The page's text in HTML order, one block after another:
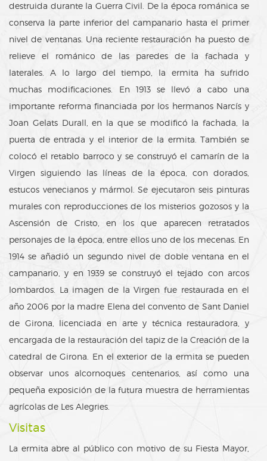
destruida durante la Guerra Civil. De la época románica se
conserva la parte inferior del campanario hasta el primer
nivel de ventanas. Una reciente restauración ha puesto de
relieve el románico de las paredes de la fachada y
laterales. A lo largo del tiempo, la ermita ha sufrido
muchas modificaciones. En 1913 se llevó a cabo una
importante reforma financiada por los hermanos Narcís y
Joan Gelats Durall, en la que se modificó la fachada, la
puerta de entrada y el interior de la ermita. También se
colocó el retablo barroco y se construyó el camarín de la
Virgen siguiendo las líneas de la época, con dorados,
estucos venecianos y mármol. Se ejecutaron seis pinturas
murales con reproducciones de los misterios gozosos y la
Ascensión de Cristo, en los que aparecen retratados
personajes de la época, entre ellos uno de los mecenas. En
1914 se añadió un segundo nivel de doble ventana en el
campanario, y en 1939 se construyó el tejado con arcos
lombardos. La imagen de la Virgen fue restaurada en el
año 2006 por la madre Elena del convento de Sant Daniel
de Girona, licenciada en arte y técnica restauradora, y
encargada de la restauración del tapiz de la Creación de la
catedral de Girona. En el exterior de la ermita se pueden
observar unos alcornoques centenarios, así como una
pequeña exposición de la futura muestra de herramientas
agrícolas de Les Alegries.
Visitas
La ermita abre al público con motivo de su Fiesta Mayor,